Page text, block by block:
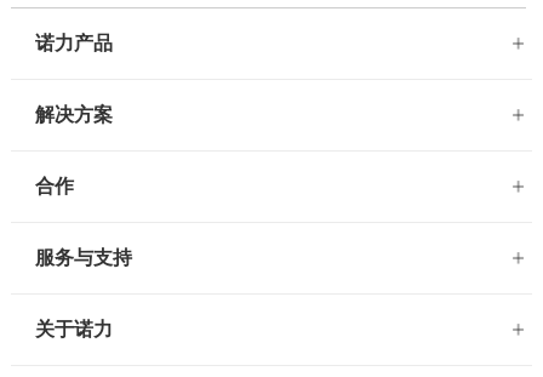
诺力产品
解决方案
合作
服务与支持
关于诺力